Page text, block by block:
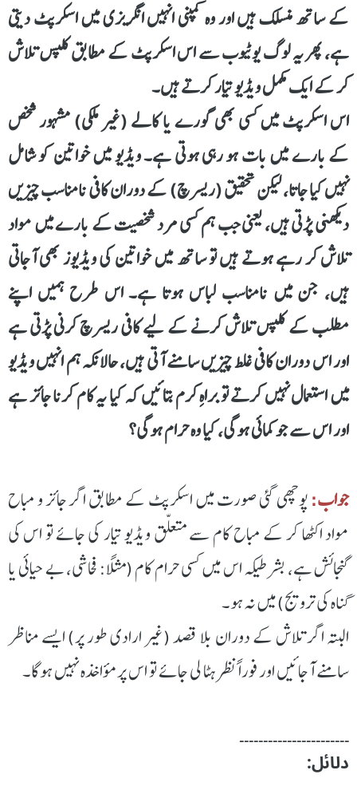
کے ساتھ منسلک ہیں اور وہ کمپنی انہیں انگریزی میں اسکرپٹ دیتی
ہے، پھر یہ لوگ یوٹیوب سے اس اسکرپٹ کے مطابق کلپس تلاش
کر کے ایک مکمل ویڈیو تیار کرتے ہیں۔
اس اسکرپٹ میں کسی بھی گورے یا کالے (غیر ملکی) مشہور شخص
کے بارے میں بات ہو رہی ہوتی ہے۔ ویڈیو میں خواتین کو شامل
نہیں کیا جاتا، لیکن تحقیق (ریسرچ) کے دوران کافی نامناسب چیزیں
دیکھنی پڑتی ہیں، یعنی جب ہم کسی مرد شخصیت کے بارے میں مواد
تلاش کر رہے ہوتے ہیں تو ساتھ میں خواتین کی ویڈیوز بھی آجاتی
ہیں، جن میں نامناسب لباس ہوتا ہے۔ اس طرح ہمیں اپنے
مطلب کے کلپس تلاش کرنے کے لیے کافی ریسرچ کرنی پڑتی ہے
اور اس دوران کافی غلط چیزیں سامنے آتی ہیں، حالانکہ ہم انہیں ویڈیو
میں استعمال نہیں کرتے تو براہِ کرم بتائیں کہ کیا یہ کام کرنا جائز ہے
اور اس سے جو کمائی ہوگی، کیا وہ حرام ہوگی؟
جواب:پوچھی گئی صورت میں اسکرپٹ کے مطابق اگر جائز و مباح
مواد اکٹھا کر کے مباح کام سے متعلّق ویڈیو تیار کی جائے تو اس کی
گنجائش ہے، بشرطیکہ اس میں کسی حرام کام (مثلاً: فحاشی، بے حیائی یا
گناہ کی ترویج) میں نہ ہو۔
البتہ اگر تلاش کے دوران بلا قصد (غیر ارادی طور پر) ایسے مناظر
سامنے آجائیں اور فوراً نظر ہٹا لی جائے تو اس پر مؤاخذہ نہیں ہوگا۔
۔۔۔۔۔۔۔۔۔۔۔۔۔۔۔۔۔۔۔۔۔۔۔
دلائل: